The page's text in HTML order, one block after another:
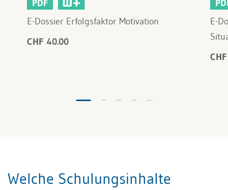
PDF
E-Dossier Erfolgsfaktor Motivation
CHF 40.00
E-
Welche Schulungsinhalte